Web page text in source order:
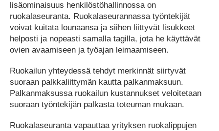
lisäominaisuus henkilöstöhallinnossa on
ruokalaseuranta. Ruokalaseurannassa työntekijät
voivat kuitata lounaansa ja siihen liittyvät lisukkeet
helposti ja nopeasti samalla tagilla, jota he käyttävät
ovien avaamiseen ja työajan leimaamiseen.
Ruokailun yhteydessä tehdyt merkinnät siirtyvät
suoraan palkkaliittymän kautta palkanmaksuun.
Palkanmaksussa ruokailun kustannukset veloitetaan
suoraan työntekijän palkasta toteuman mukaan.
Ruokalaseuranta vapauttaa yrityksen ruokalippujen